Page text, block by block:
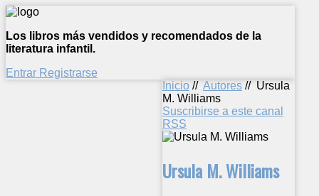
Los libros más vendidos y recomendados de la
literatura infantil.
Entrar Registrarse
Inicio // Autores // Ursula
M. Williams
Suscribirse a este canal
RSS
Ursula M. Williams